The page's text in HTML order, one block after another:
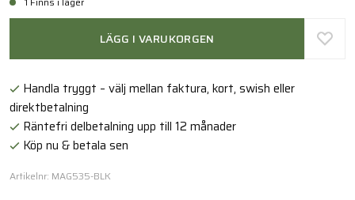
LÄGG I VARUKORGEN
Handla tryggt – välj mellan faktura, kort, swish eller
direktbetalning
Räntefri delbetalning upp till 12 månader
Köp nu & betala sen
Artikelnr: MAG535-BLK